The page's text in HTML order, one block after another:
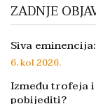
ZADNJE
Siva
6. kol 2026.
Između trofeja
pobijediti?